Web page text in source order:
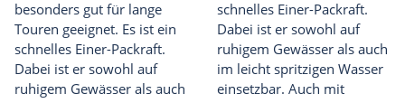
besonders gut für lange
Touren geeignet. Es ist ein
schnelles Einer-Packraft.
Dabei ist er sowohl auf
ruhigem Gewässer als auch
schnelles Einer-Packraft.
Dabei ist er sowohl auf
ruhigem Gewässer als auch
im leicht spritzigen Wasser
einsetzbar. Auch mit